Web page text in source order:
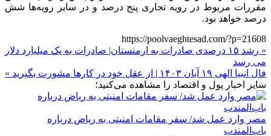
مقررات مربوط در رویه تجاری پنج درصد و در سایر رویه‌ها شش
درصد خواهد بود.
https://poolvaeghtesad.com/?p=21608
« رشد ۱۵ درصدی صادرات به ارمنستان| صادرات به یک میلیارد دلار
می رسد
فال انبیا الهی ۱۹ آبان ۱۴۰۳ | از عقل خود در کارها مشورت بگیرید »
سایر اخبار پول و اقتصاد را مشاهده می‌کنید؛
مصر وارد عمل شد/ سفر مقامات امنیتی به ریاض درباره
باب‌المندب